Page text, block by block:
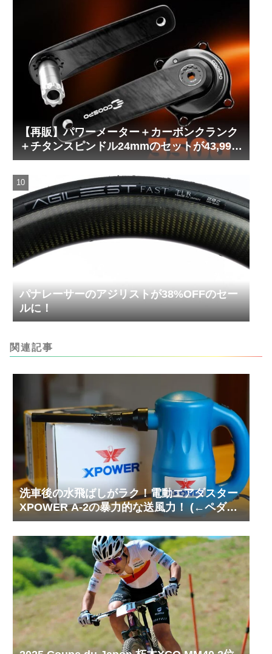
【再販】パワーメーター＋カーボンクランク
＋チタンスピンドル24mmのセットが43,999
円！
パナレーサーのアジリストが38%OFFのセー
ルに！
関連記事
洗車後の水飛ばしがラク！電動エアダスター
XPOWER A-2の暴力的な送風力！ (←ペダル
ぶん回してた機器これ）